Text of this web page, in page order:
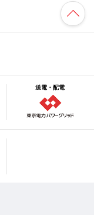
送電・配電